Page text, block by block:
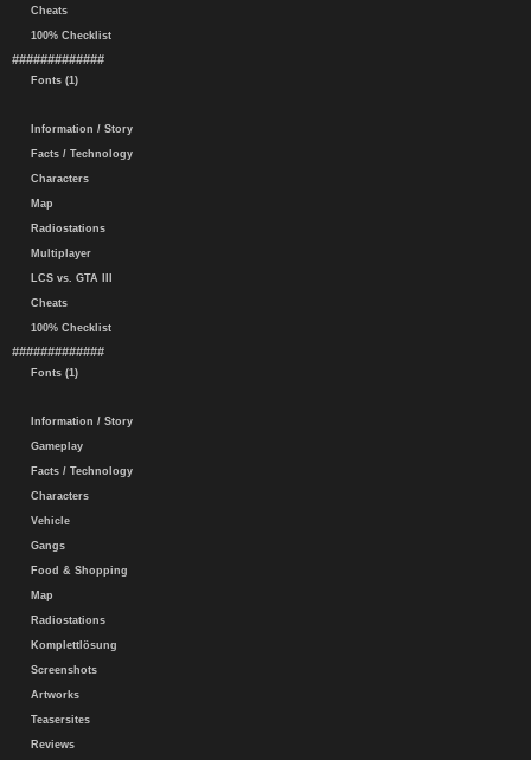
Cheats
100% Checklist
#############
Fonts (1)
Information / Story
Facts / Technology
Characters
Map
Radiostations
Multiplayer
LCS vs. GTA III
Cheats
100% Checklist
#############
Fonts (1)
Information / Story
Gameplay
Facts / Technology
Characters
Vehicle
Gangs
Food & Shopping
Map
Radiostations
Komplettlösung
Screenshots
Artworks
Teasersites
Reviews